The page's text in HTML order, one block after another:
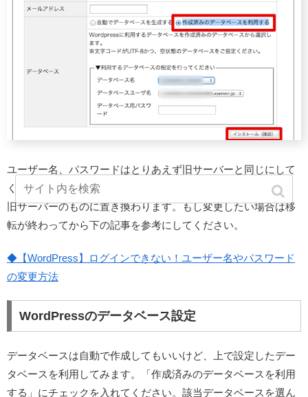
ユーザー名、パスワードはとりあえず旧サーバーと同じにして
ください。違うものにしても、データベースを移行した時に、
旧サーバーのものに置き換わります。もし変更したい場合は移
転が終わってから下の記事を参考にしてください。
◆【WordPress】ログインできない！ユーザー名やパスワード
の変更方法
WordPressのデータベース設定
データベースは自動で作成してもいいけど、上で設定したデー
タベースを利用してみます。「作成済みのデータベースを利用
する」にチェックを入れてください。該当データベースを選ん